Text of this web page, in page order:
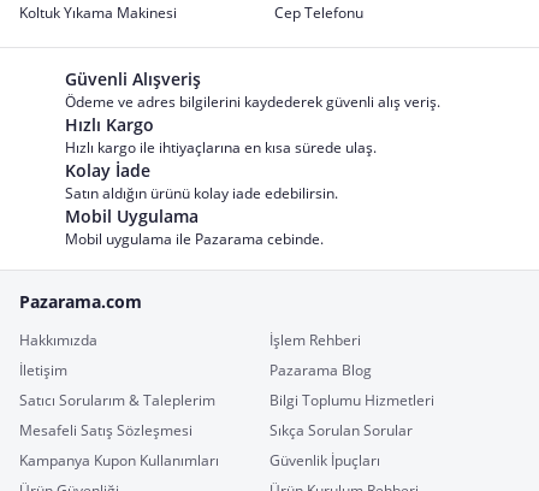
Koltuk Yıkama Makinesi
Cep Telefonu
Güvenli Alışveriş
Ödeme ve adres bilgilerini kaydederek güvenli alış veriş.
Hızlı Kargo
Hızlı kargo ile ihtiyaçlarına en kısa sürede ulaş.
Kolay İade
Satın aldığın ürünü kolay iade edebilirsin.
Mobil Uygulama
Mobil uygulama ile Pazarama cebinde.
Pazarama.com
Hakkımızda
İşlem Rehberi
İletişim
Pazarama Blog
Satıcı Sorularım & Taleplerim
Bilgi Toplumu Hizmetleri
Mesafeli Satış Sözleşmesi
Sıkça Sorulan Sorular
Kampanya Kupon Kullanımları
Güvenlik İpuçları